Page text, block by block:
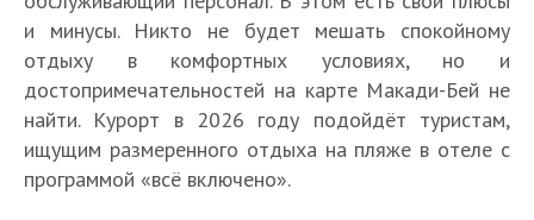
и минусы. Никто не будет мешать спокойному
отдыху в комфортных условиях, но и
достопримечательностей на карте Макади-Бей не
найти. Курорт в 2026 году подойдёт туристам,
ищущим размеренного отдыха на пляже в отеле с
программой «всё включено».